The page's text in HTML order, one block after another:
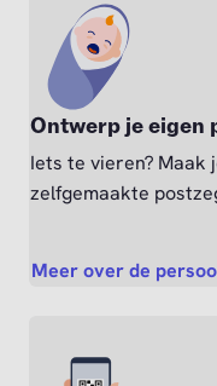
Ontwerp je eigen
Iets te vieren?
zelfgemaakte
Meer over de